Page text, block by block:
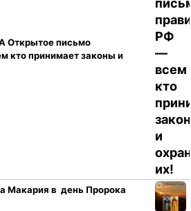
письмо
кто принимает законы и
Макария в день Пророка